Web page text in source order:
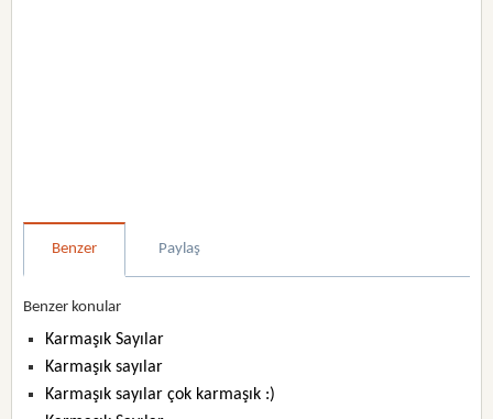
Benzer Paylaş
Benzer konular
Karmaşık Sayılar
Karmaşık sayılar
Karmaşık sayılar çok karmaşık :)